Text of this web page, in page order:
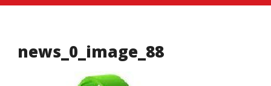
news_0_image_88